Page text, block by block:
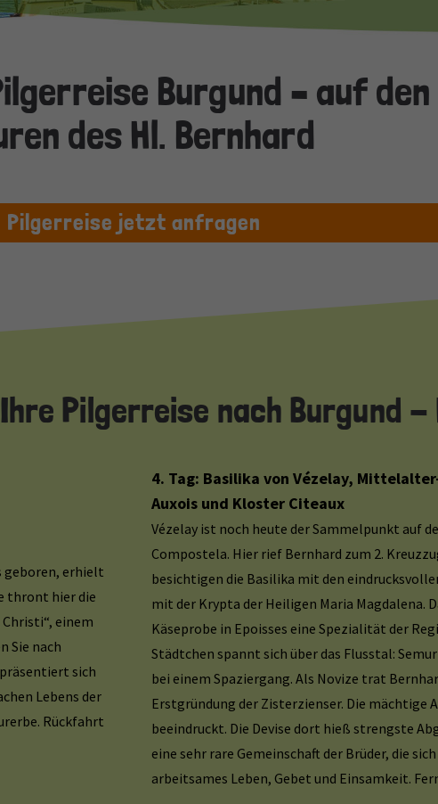
Burgund – auf den
des Hl. Bernhard
Pilgerreise jetzt anfragen
Pilgerreise nach Burgund -
geboren, erhielt
thront hier die
einem
Sie nach
sich
Lebens der
Rückfahrt
4. Tag: Basilika von Vézelay,
Auxois und Kloster Citeaux
Vézelay ist noch heute der Sammelpunkt auf
Compostela. Hier rief Bernhard zum 2.
besichtigen die Basilika mit den
mit der Krypta der Heiligen Maria Magdalena.
Käseprobe in Epoisses eine Spezialität der
Städtchen spannt sich über das Flusstal:
bei einem Spaziergang. Als Novize trat
Erstgründung der Zisterzienser. Die mächtige
beeindruckt. Die Devise dort hieß strengste
eine sehr rare Gemeinschaft der Brüder, die
arbeitsames Leben, Gebet und Einsamkeit.